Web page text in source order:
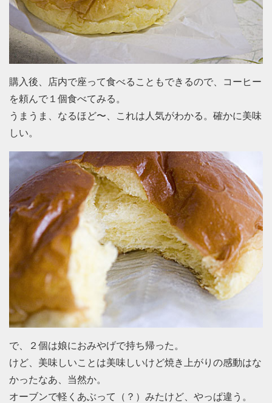
購入後、店内で座って食べることもできるので、コーヒー
を頼んで１個食べてみる。
うまうま、なるほど〜、これは人気がわかる。確かに美味
しい。
で、２個は娘におみやげで持ち帰った。
けど、美味しいことは美味しいけど焼き上がりの感動はな
かったなあ、当然か。
オーブンで軽くあぶって（？）みたけど、やっぱ違う。